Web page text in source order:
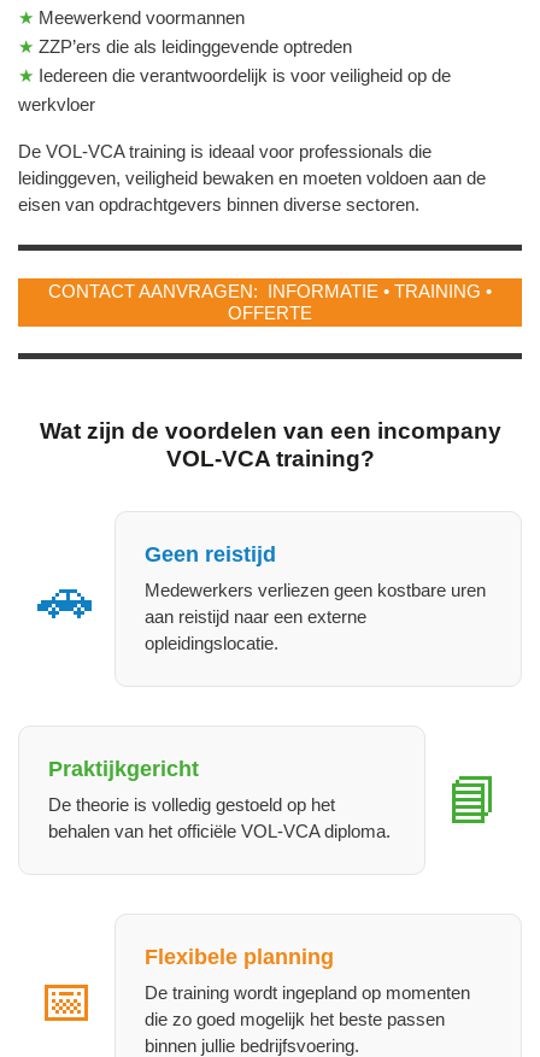
★ Meewerkend voormannen
★ ZZP’ers die als leidinggevende optreden
★ Iedereen die verantwoordelijk is voor veiligheid op de
werkvloer
De VOL‑VCA training is ideaal voor professionals die
leidinggeven, veiligheid bewaken en moeten voldoen aan de
eisen van opdrachtgevers binnen diverse sectoren.
CONTACT AANVRAGEN: INFORMATIE • TRAINING •
OFFERTE
Wat zijn de voordelen van een incompany
VOL‑VCA training?
🚗
Geen reistijd
Medewerkers verliezen geen kostbare uren
aan reistijd naar een externe
opleidingslocatie.
📘
Praktijkgericht
De theorie is volledig gestoeld op het
behalen van het officiële VOL‑VCA diploma.
📅
Flexibele planning
De training wordt ingepland op momenten
die zo goed mogelijk het beste passen
binnen jullie bedrijfsvoering.